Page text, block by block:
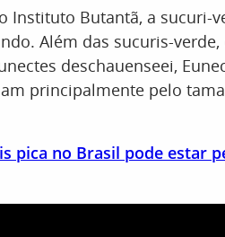
Instituto Butantã, a sucuri-
Além das sucuris-
deschauenseei,
principalmente pelo
pica no Brasil pode estar